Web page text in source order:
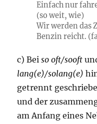
Einfach nur
(so weit, wie)
Wir werden das
Benzin reicht.
c) Beiso oft/sooft
lang(e)/solang(e)
getrennt
und der
am Anfang eines